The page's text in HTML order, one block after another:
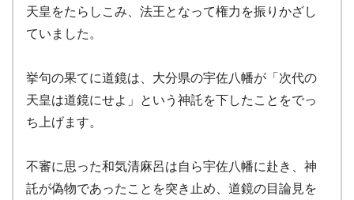
天皇をたらしこみ、法王となって権力を振りかざし
ていました。
挙句の果てに道鏡は、大分県の宇佐八幡が「次代の
天皇は道鏡にせよ」という神託を下したことをでっ
ち上げます。
不審に思った和気清麻呂は自ら宇佐八幡に赴き、神
託が偽物であったことを突き止め、道鏡の目論見を